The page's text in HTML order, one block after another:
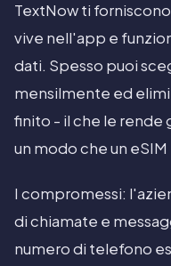
TextNow ti
vive nell'app e
dati. Spesso puoi
mensilmente ed
finito - il che le rende
un modo che un eSIM
I compromessi:
di chiamate e
numero di telefono